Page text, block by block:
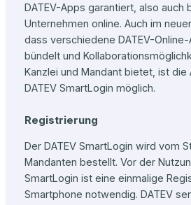
DATEV-Apps garantiert, also auch
Unternehmen online. Auch im
dass verschiedene DATEV-
bündelt und
Kanzlei und Mandant bietet, ist die
DATEV SmartLogin möglich.
Registrierung
Der DATEV SmartLogin wird vom
Mandanten bestellt. Vor der
SmartLogin ist eine einmalige
Smartphone notwendig. DATEV